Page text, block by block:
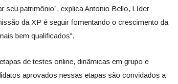
seu patrimônio”, explica Antonio Bello, Líder
da XP é seguir fomentando o crescimento da
bem qualificados”.
de testes online, dinâmicas em grupo e
aprovados nessas etapas são convidados a